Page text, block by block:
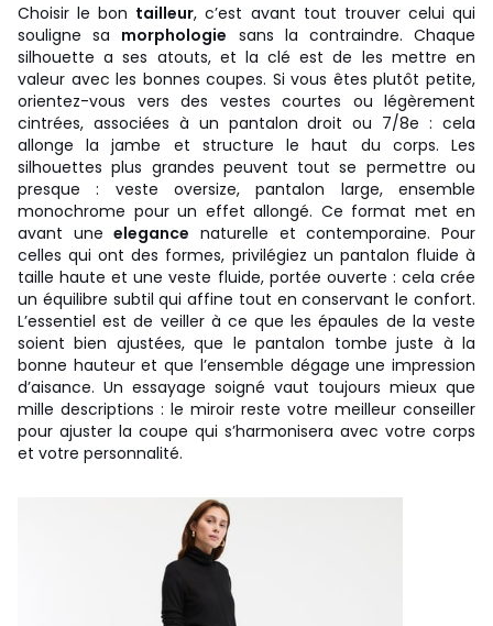
Choisir le bon tailleur, c’est avant tout trouver celui qui
souligne sa morphologie sans la contraindre. Chaque
silhouette a ses atouts, et la clé est de les mettre en
valeur avec les bonnes coupes. Si vous êtes plutôt petite,
orientez-vous vers des vestes courtes ou légèrement
cintrées, associées à un pantalon droit ou 7/8e : cela
allonge la jambe et structure le haut du corps. Les
silhouettes plus grandes peuvent tout se permettre ou
presque : veste oversize, pantalon large, ensemble
monochrome pour un effet allongé. Ce format met en
avant uneelegance naturelle et contemporaine. Pour
celles qui ont des formes, privilégiez un pantalon fluide à
taille haute et une veste fluide, portée ouverte : cela crée
un équilibre subtil qui affine tout en conservant le confort.
L’essentiel est de veiller à ce que les épaules de la veste
soient bien ajustées, que le pantalon tombe juste à la
bonne hauteur et que l’ensemble dégage une impression
d’aisance. Un essayage soigné vaut toujours mieux que
mille descriptions : le miroir reste votre meilleur conseiller
pour ajuster la coupe qui s’harmonisera avec votre corps
et votre personnalité.